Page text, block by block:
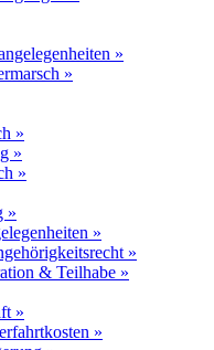
»
»
»
»
»
»
»
»
& Teilhabe »
»
»